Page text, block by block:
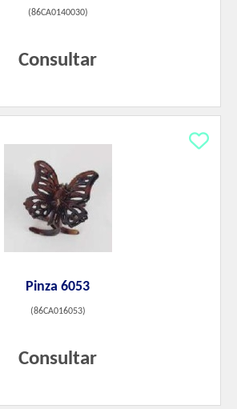
(86CA0140030)
Consultar
Pinza 6053
(86CA016053)
Consultar